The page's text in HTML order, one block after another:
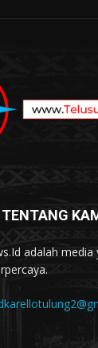
TENTANG
adalah